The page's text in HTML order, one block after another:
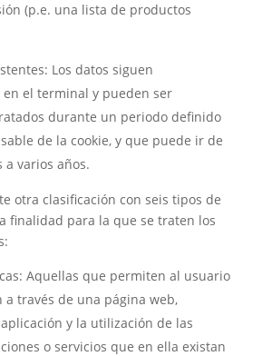
(p.e. una lista de productos
Los datos siguen
en el terminal y pueden ser
durante un periodo definido
de la cookie, y que puede ir de
varios años.
otra clasificación con seis tipos de
finalidad para la que se traten los
Aquellas que permiten al usuario
a través de una página web,
y la utilización de las
o servicios que en ella existan